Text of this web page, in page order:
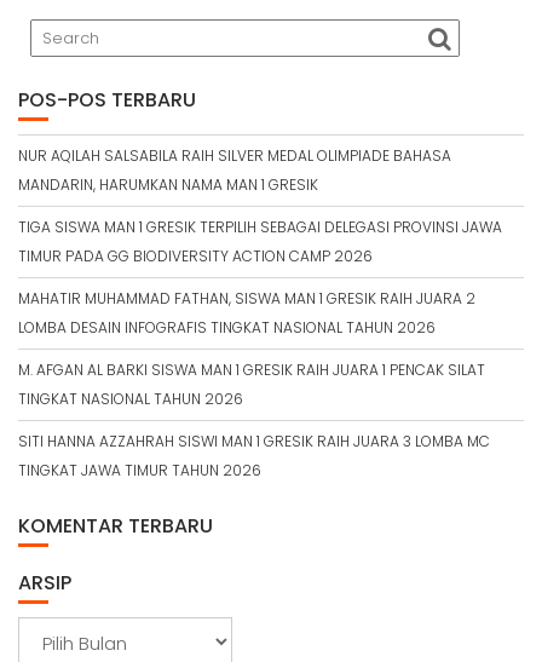
POS-POS TERBARU
NUR AQILAH SALSABILA RAIH SILVER MEDAL OLIMPIADE BAHASA
MANDARIN, HARUMKAN NAMA MAN 1 GRESIK
TIGA SISWA MAN 1 GRESIK TERPILIH SEBAGAI DELEGASI PROVINSI JAWA
TIMUR PADA GG BIODIVERSITY ACTION CAMP 2026
MAHATIR MUHAMMAD FATHAN, SISWA MAN 1 GRESIK RAIH JUARA 2
LOMBA DESAIN INFOGRAFIS TINGKAT NASIONAL TAHUN 2026
M. AFGAN AL BARKI SISWA MAN 1 GRESIK RAIH JUARA 1 PENCAK SILAT
TINGKAT NASIONAL TAHUN 2026
SITI HANNA AZZAHRAH SISWI MAN 1 GRESIK RAIH JUARA 3 LOMBA MC
TINGKAT JAWA TIMUR TAHUN 2026
KOMENTAR TERBARU
ARSIP